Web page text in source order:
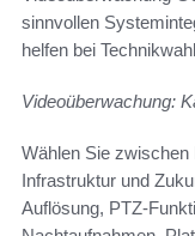
sinnvollen
helfen bei
Videoüberwachung:
Wählen Sie
Infrastruktur und
Auflösung, PTZ-